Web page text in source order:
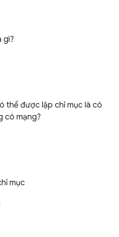
gì?
thể được lập chỉ mục là có
có mạng?
mục